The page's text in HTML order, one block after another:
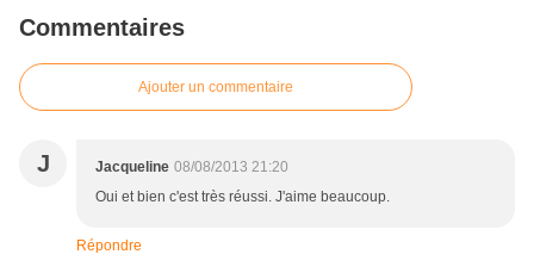
Commentaires
Ajouter un commentaire
J Jacqueline 08/08/2013 21:20
Oui et bien c'est très réussi. J'aime beaucoup.
Répondre